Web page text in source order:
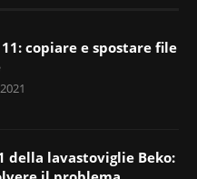
copiare e spostare file
della lavastoviglie Beko: